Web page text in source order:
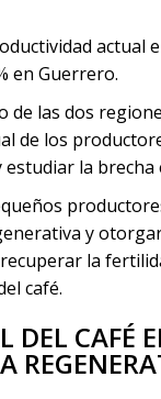
actual
en Guerrero.
de las dos
de los
estudiar la brecha
y
la
café.
DEL CAFÉ